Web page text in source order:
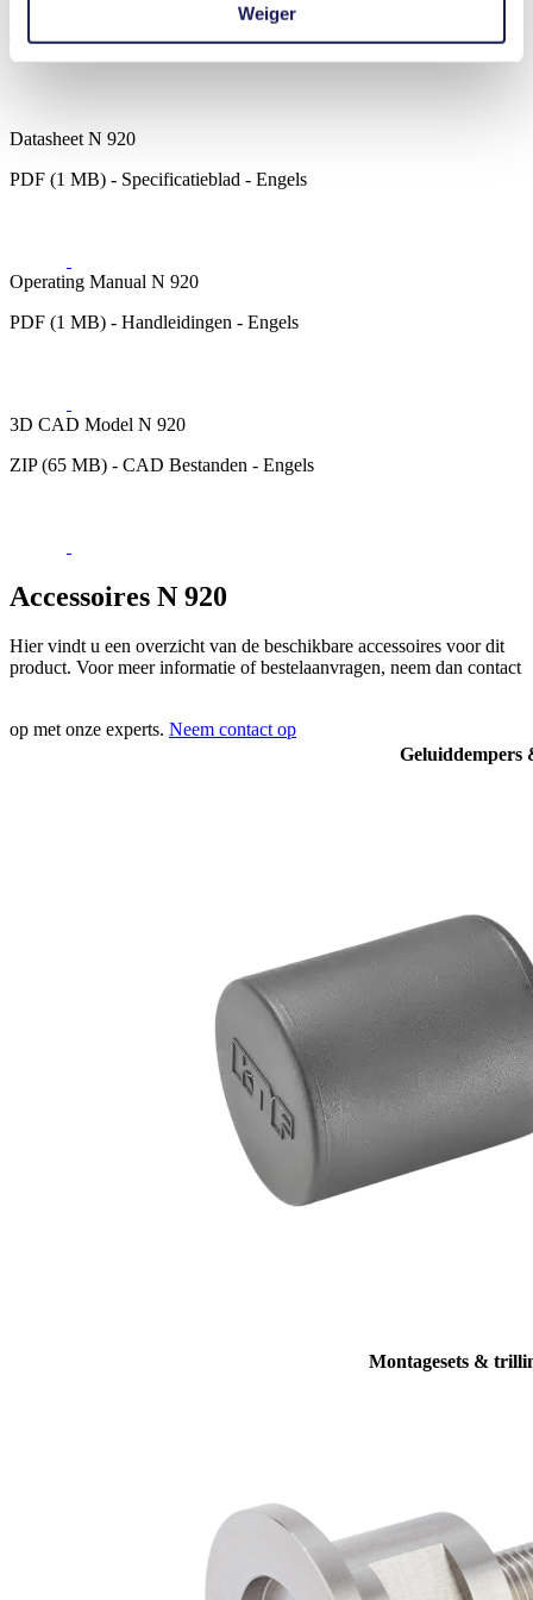
Weiger
Datasheet N 920
PDF (1 MB) - Specificatieblad - Engels
Operating Manual N 920
PDF (1 MB) - Handleidingen - Engels
3D CAD Model N 920
ZIP (65 MB) - CAD Bestanden - Engels
Accessoires N 920
Hier vindt u een overzicht van de beschikbare accessoires voor dit
product. Voor meer informatie of bestelaanvragen, neem dan contact
op met onze experts. Neem contact op
Geluiddempers
Montagesets &